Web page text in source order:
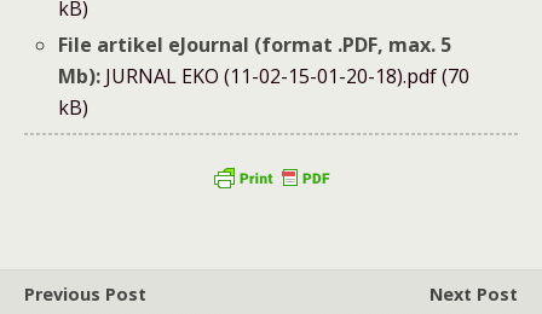
kB)
File artikel eJournal (format .PDF, max. 5
Mb): JURNAL EKO (11-02-15-01-20-18).pdf (70
kB)
Previous Post
Next Post